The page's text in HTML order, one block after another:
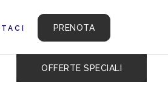
PRENOTA
OFFERTE SPECIALI